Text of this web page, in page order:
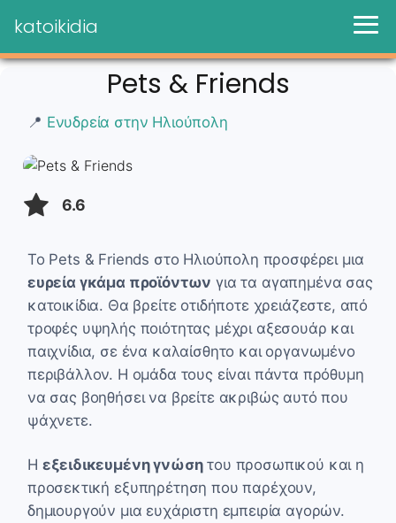
katoikidia
Pets & Friends
📍 Ενυδρεία στην Ηλιούπολη
6.6
Το Pets & Friends στο Ηλιούπολη προσφέρει μια
ευρεία γκάμα προϊόντων για τα αγαπημένα σας
κατοικίδια. Θα βρείτε οτιδήποτε χρειάζεστε, από
τροφές υψηλής ποιότητας μέχρι αξεσουάρ και
παιχνίδια, σε ένα καλαίσθητο και οργανωμένο
περιβάλλον. Η ομάδα τους είναι πάντα πρόθυμη
να σας βοηθήσει να βρείτε ακριβώς αυτό που
ψάχνετε.
Η εξειδικευμένη γνώσητου προσωπικού και η
προσεκτική εξυπηρέτηση που παρέχουν,
δημιουργούν μια ευχάριστη εμπειρία αγορών.